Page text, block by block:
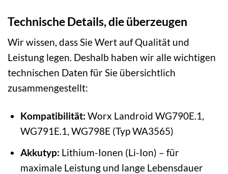
Technische Details, die überzeugen
Wir wissen, dass Sie Wert auf Qualität und
Leistung legen. Deshalb haben wir alle wichtigen
technischen Daten für Sie übersichtlich
zusammengestellt:
Kompatibilität: Worx Landroid WG790E.1,
WG791E.1, WG798E (Typ WA3565)
Akkutyp: Lithium-Ionen (Li-Ion) – für
maximale Leistung und lange Lebensdauer